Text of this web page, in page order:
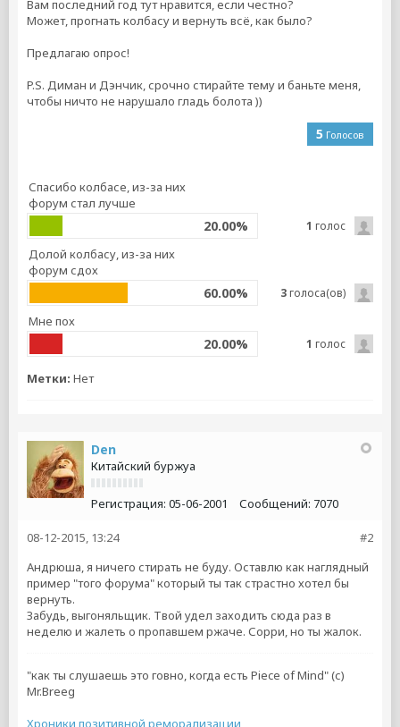
Вам последний год тут нравится, если честно?
Может, прогнать колбасу и вернуть всё, как было?
Предлагаю опрос!
P.S. Диман и Дэнчик, срочно стирайте тему и баньте меня,
чтобы ничто не нарушало гладь болота ))
5 Голосов
Спасибо колбасе, из-за них
форум стал лучше
20.00% 1 голос
Долой колбасу, из-за них
форум сдох
60.00% 3голоса(ов)
Мне пох
20.00% 1 голос
Метки: Нет
Den
Китайский буржуа
Регистрация: 05-06-2001 Сообщений: 7070
#2
08-12-2015, 13:24
Андрюша, я ничего стирать не буду. Оставлю как наглядный
пример "того форума" который ты так страстно хотел бы
вернуть.
Забудь, выгоняльщик. Твой удел заходить сюда раз в
неделю и жалеть о пропавшем ржаче. Сорри, но ты жалок.
"как ты слушаешь это говно, когда есть Piece of Mind" (с)
Mr.Breeg
Хроники позитивной реморализации